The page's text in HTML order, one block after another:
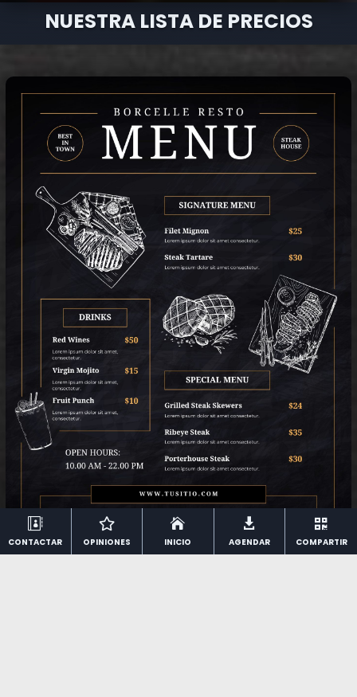
NUESTRA LISTA DE PRECIOS

CONTACTAR

OPINIONES

INICIO

AGENDAR

COMPARTIR
pordeMentes Digitales